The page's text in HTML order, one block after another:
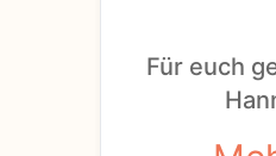
Für euch